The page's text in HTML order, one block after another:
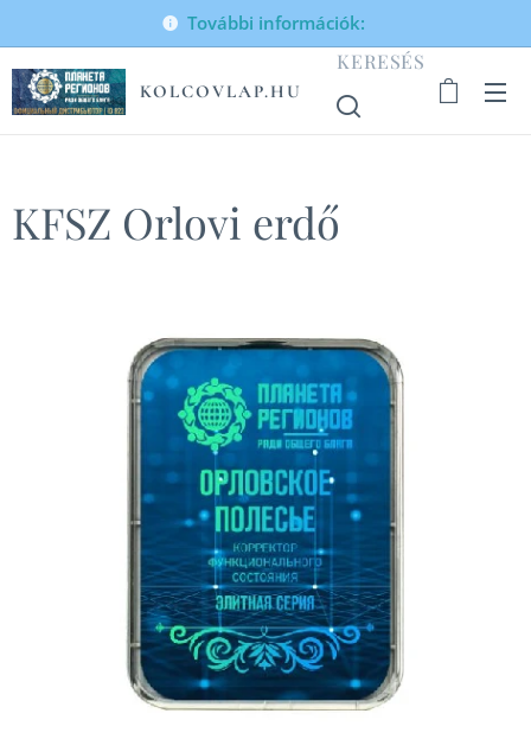
További információk:
KOLCOVLAP.HU
KERESÉS
KFSZ Orlovi erdő